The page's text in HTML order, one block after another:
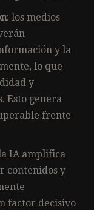
: los medios
y la
lo que
y
Esto genera
frente
IA amplifica
contenidos y
factor decisivo